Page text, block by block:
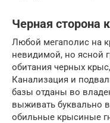
Черная сторона
Любой мегаполис на
невидимой, но ясной
обитания черных
Канализация и
базы отданы во
выживать буквально
обильные крысиные